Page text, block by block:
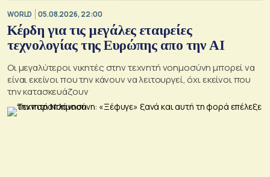
WORLD 05.08.2026, 22:00
Κέρδη για τις μεγάλες εταιρείες
τεχνολογίας της Ευρώπης απο την AI
Οι μεγαλύτεροι νικητές στην τεχνητή νοημοσύνη μπορεί να
είναι εκείνοι που την κάνουν να λειτουργεί, όχι εκείνοι που
την κατασκευάζουν